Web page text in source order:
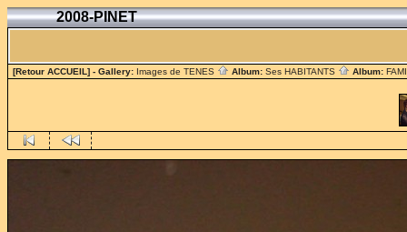
2008-PINET
[Retour ACCUEIL] - Gallery: Images de TENES Album: Ses HABITANTS Album: